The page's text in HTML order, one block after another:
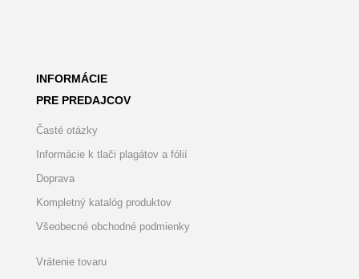
INFORMÁCIE
PRE PREDAJCOV
Časté otázky
Informácie k tlači plagátov a fólií
Doprava
Kompletný katalóg produktov
Všeobecné obchodné podmienky
Vrátenie tovaru